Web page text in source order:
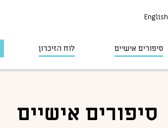
English
סיפורים אישיים לוח הזיכרון
סיפורים אישיים